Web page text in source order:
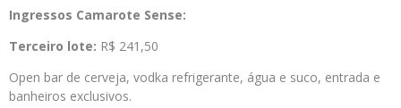
Ingressos Camarote Sense:
Terceiro lote: R$ 241,50
Open bar de cerveja, vodka refrigerante, água e suco, entrada e
banheiros exclusivos.